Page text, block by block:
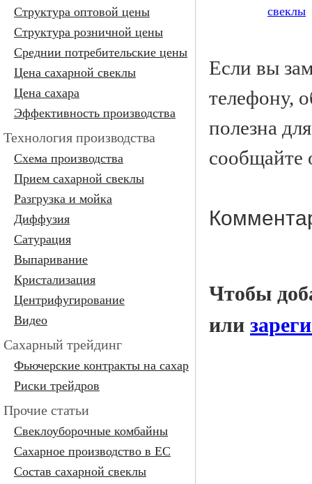
Структура оптовой цены
Структура розничной цены
Среднии потребительские цены
Цена сахарной свеклы
Цена сахара
Эффективность производства
Технология производства
Cхема производства
Прием сахарной свеклы
Разгрузка и мойка
Диффузия
Сатурация
Выпаривание
Кристализация
Центрифугирование
Видео
Сахарный трейдинг
Фьючерские контракты на сахар
Риски трейдров
Прочие статьи
Свеклоуборочные комбайны
Сахарное производство в ЕС
Состав сахарной свеклы
свеклы
Если вы
телефону,
полезна
сообщайте
Чтобы
или